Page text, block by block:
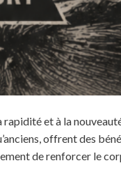
et à la
offrent des
de renforcer le